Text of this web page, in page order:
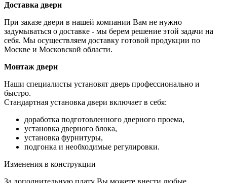
Доставка двери
При заказе двери в нашей компании Вам не нужно
задумываться о доставке - мы берем решение этой задачи на
себя. Мы осуществляем доставку готовой продукции по
Москве и Московской области.
Монтаж двери
Наши специалисты установят дверь профессионально и
быстро.
Стандартная установка двери включает в себя:
доработка подготовленного дверного проема,
установка дверного блока,
установка фурнитуры,
подгонка и необходимые регулировки.
Изменения в конструкции
За дополнительную плату Вы можете внести любые